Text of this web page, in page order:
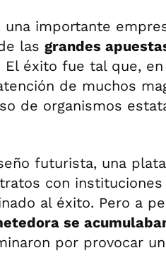
una importante
las grandes
El éxito fue tal que,
de muchos
de organismos
futurista, una
con
al éxito. Pero a
se
por provocar